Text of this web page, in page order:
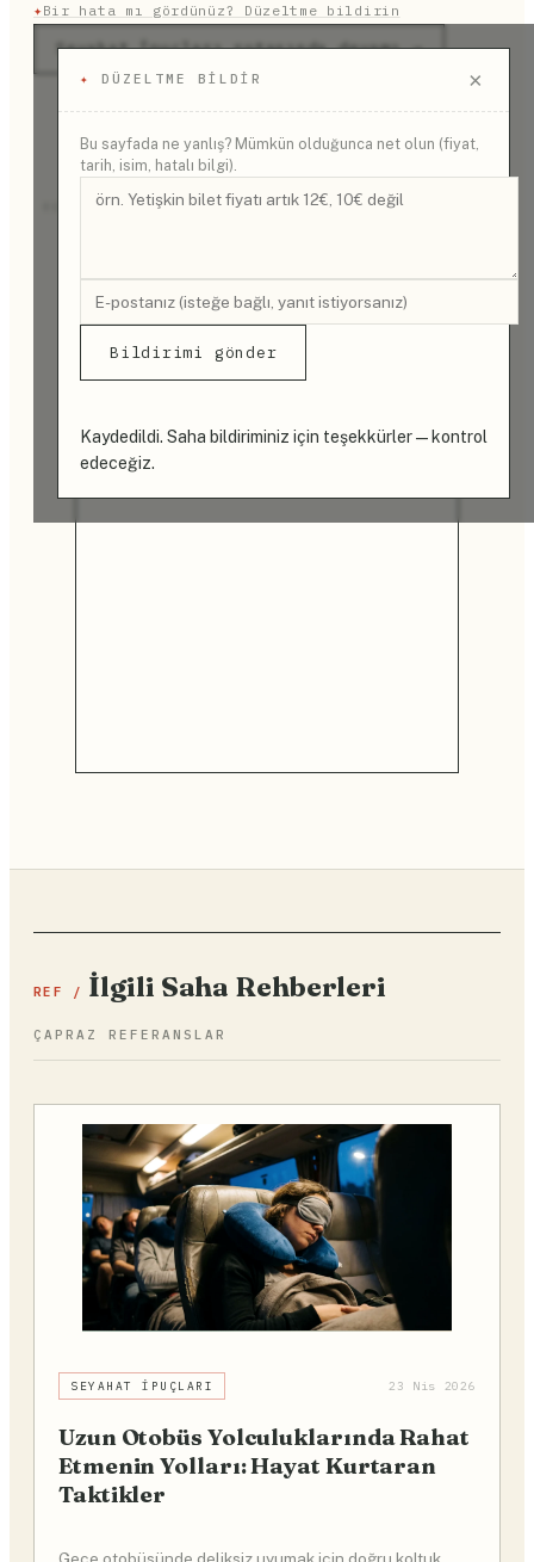
✦Bir hata mı gördünüz? Düzeltme bildirin
✦ DÜZELTME BILDIR ×
Bu sayfada ne yanlış? Mümkün olduğunca net olun (fiyat,
tarih, isim, hatalı bilgi).
Bildirimi gönder
Kaydedildi. Saha bildiriminiz için teşekkürler — kontrol
edeceğiz.
Seyahat İpuçları rotasında devamı →
REKLAM
REF / İlgili Saha Rehberleri
ÇAPRAZ REFERANSLAR
SEYAHAT İPUÇLARI 23 Nis 2026
Uzun Otobüs Yolculuklarında Rahat
Etmenin Yolları: Hayat Kurtaran
Taktikler